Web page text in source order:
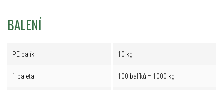
BALENÍ
PE balík 10 kg
1 paleta 100 balíků = 1000 kg